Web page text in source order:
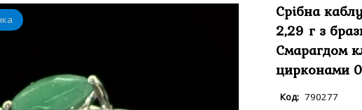
Срібна
2,29 г з
Смарагдом
цирконами
790277